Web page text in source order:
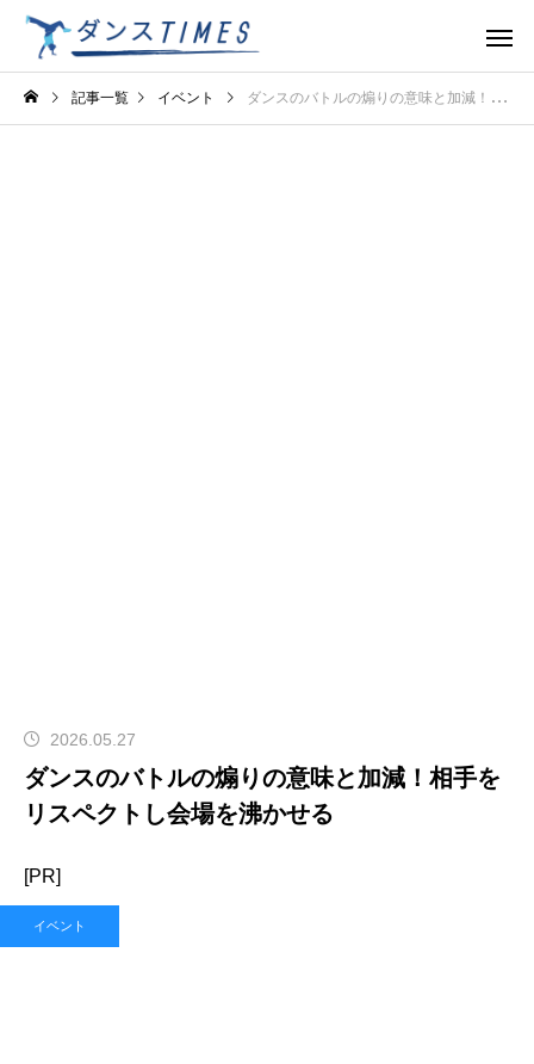
記事一覧 イベント ダンスのバトルの煽りの意味と加減！相手をリスペクトし会場を沸かせる
2026.05.27
ダンスのバトルの煽りの意味と加減！相手を
リスペクトし会場を沸かせる
[PR]
イベント